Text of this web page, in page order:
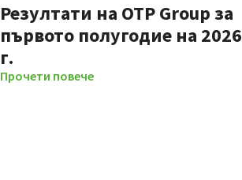
Резултати на OTP Group за
първото полугодие на 2026
г.
Прочети повече